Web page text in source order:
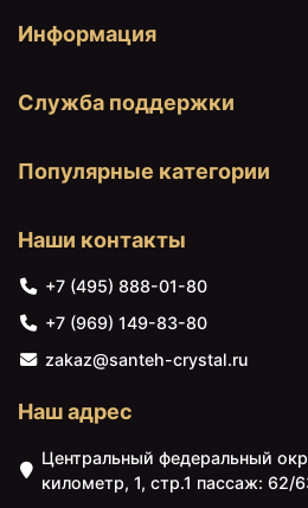
Информация
Служба поддержки
Популярные категории
Наши контакты
+7 (495) 888-01-80
+7 (969) 149-83-80
zakaz@santeh-crystal.ru
Наш адрес
Центральный федеральный
километр, 1, стр.1 пассаж: 62/